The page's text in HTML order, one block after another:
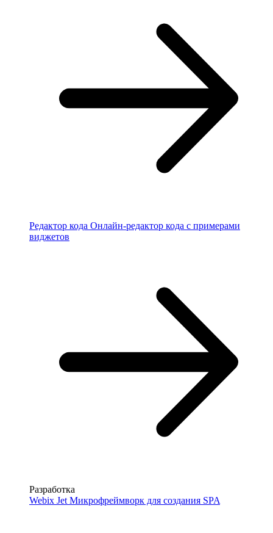
Редактор кода Онлайн-редактор кода с примерами
виджетов
Разработка
Webix Jet Микрофреймворк для создания SPA